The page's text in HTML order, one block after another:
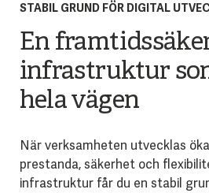
STABIL GRUND FÖR DIGITAL
En
infrastruktur
hela vägen
När verksamheten utvecklas
prestanda, säkerhet och
infrastruktur får du en stabil